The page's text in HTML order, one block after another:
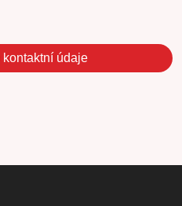
kontaktní údaje